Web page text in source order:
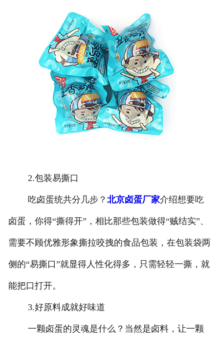
2.包装易撕口
吃卤蛋统共分几步？ 北京卤蛋厂家介绍想要吃
卤蛋，你得“撕得开”，相比那些包装做得“贼结实”、
需要不顾优雅形象撕拉咬拽的食品包装，在包装袋两
侧的“易撕口”就显得人性化得多，只需轻轻一撕，就
能把口打开。
3.好原料成就好味道
一颗卤蛋的灵魂是什么？当然是卤料，让一颗